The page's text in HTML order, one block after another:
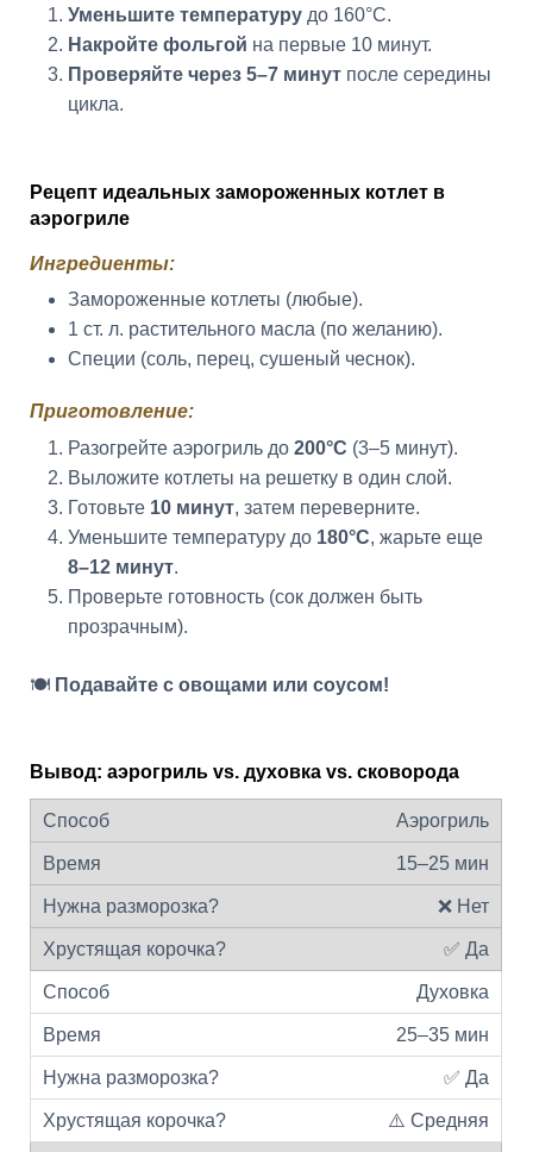
Уменьшите температуру до 160°C.
Накройте фольгой на первые 10 минут.
Проверяйте через 5–7 минут после середины
цикла.
Рецепт идеальных замороженных котлет в
аэрогриле
Ингредиенты:
Замороженные котлеты (любые).
1 ст. л. растительного масла (по желанию).
Специи (соль, перец, сушеный чеснок).
Приготовление:
Разогрейте аэрогриль до 200°C (3–5 минут).
Выложите котлеты на решетку в один слой.
Готовьте 10 минут, затем переверните.
Уменьшите температуру до 180°C, жарьте еще
8–12 минут.
Проверьте готовность (сок должен быть
прозрачным).
🍽️ Подавайте с овощами или соусом!
Вывод: аэрогриль vs. духовка vs. сковорода
Аэрогриль
15–25 мин
❌ Нет
✅ Да
Духовка
25–35 мин
✅ Да
⚠️ Средняя